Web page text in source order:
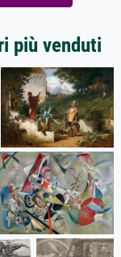
più venduti